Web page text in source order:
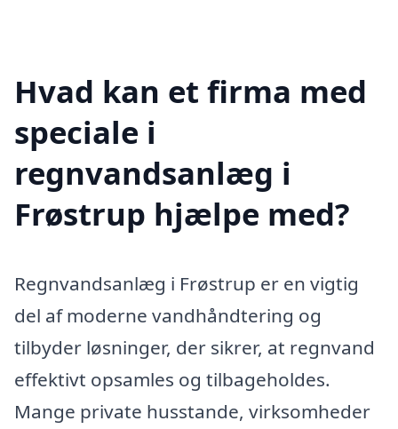
Hvad kan et firma med
speciale i
regnvandsanlæg i
Frøstrup hjælpe med?
Regnvandsanlæg i Frøstrup er en vigtig
del af moderne vandhåndtering og
tilbyder løsninger, der sikrer, at regnvand
effektivt opsamles og tilbageholdes.
Mange private husstande, virksomheder